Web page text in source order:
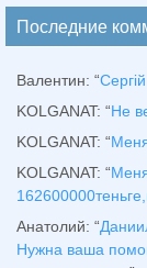
Последние
Валентин: “
KOLGANAT: “Не
KOLGANAT: “
KOLGANAT: “
Анатолий: “
Нужна ваша